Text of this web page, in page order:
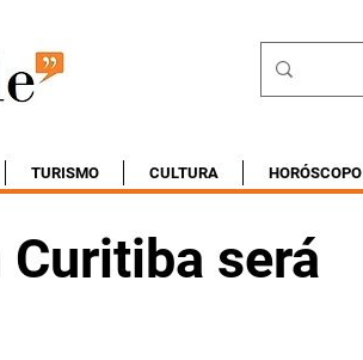
TURISMO CULTURA HORÓSCOPO
será